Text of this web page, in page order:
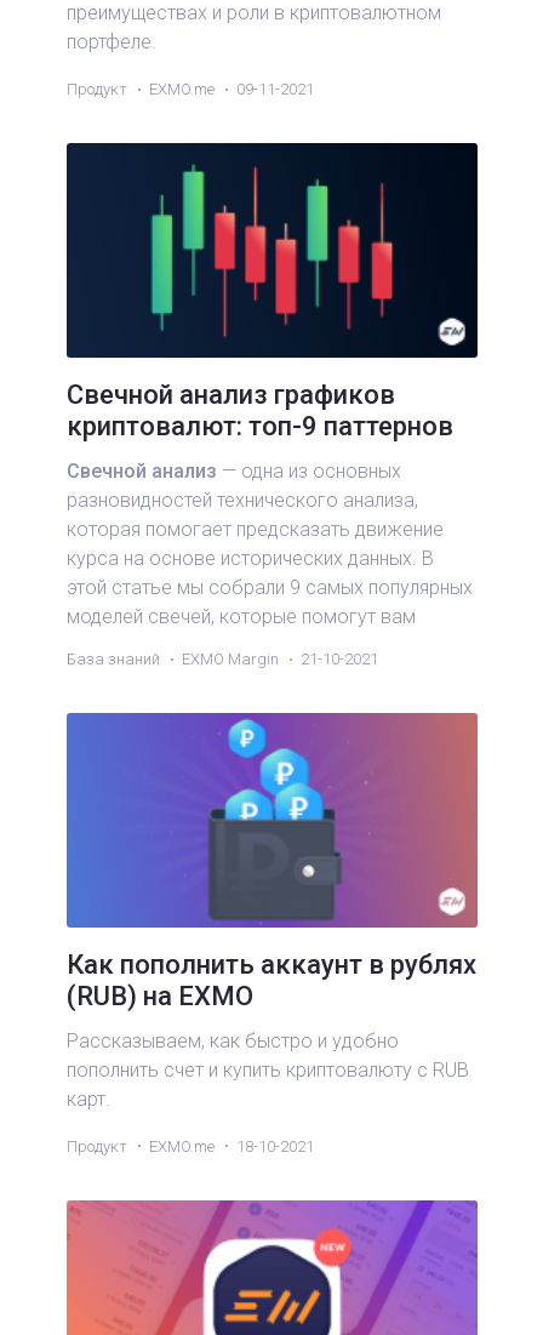
преимуществах и роли в криптовалютном
портфеле.
Продукт EXMO.me 09-11-2021
Свечной анализ графиков
криптовалют: топ-9 паттернов
Свечной анализ — одна из основных
разновидностей технического анализа,
которая помогает предсказать движение
курса на основе исторических данных. В
этой статье мы собрали 9 самых популярных
моделей свечей, которые помогут вам
База знаний EXMO Margin 21-10-2021
Как пополнить аккаунт в рублях
(RUB) на EXMO
Рассказываем, как быстро и удобно
пополнить счет и купить криптовалюту с RUB
карт.
Продукт EXMO.me 18-10-2021